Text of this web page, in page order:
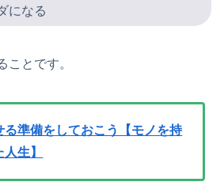
になる
ことです。
る準備をしておこう【モノを持
生】